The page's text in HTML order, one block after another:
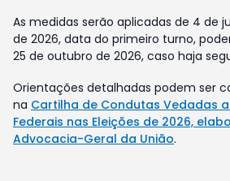
As medidas serão aplicadas de 4 de
de 2026, data do primeiro turno,
25 de outubro de 2026, caso haja
Orientações detalhadas podem ser
na Cartilha de Condutas Vedadas
Federais nas Eleições de 2026,
Advocacia-Geral da União.